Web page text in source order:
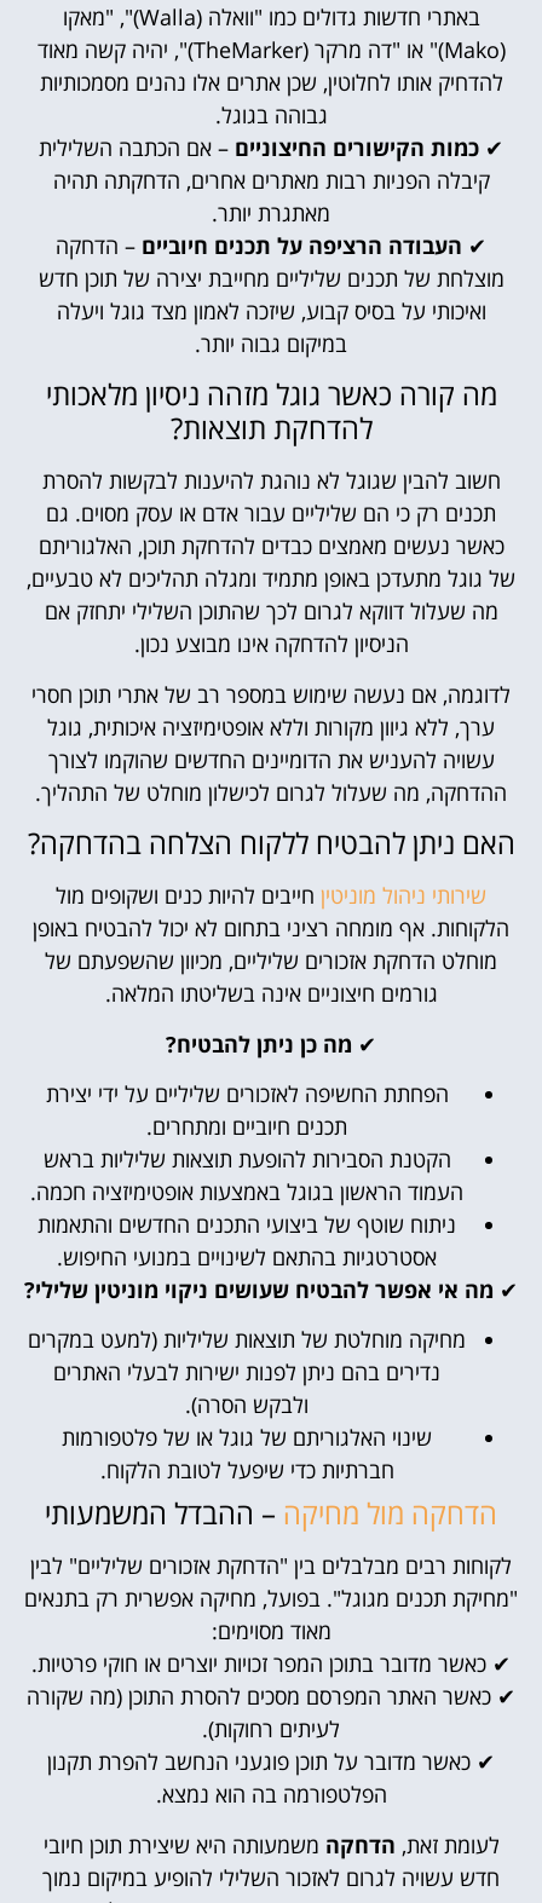
באתרי חדשות גדולים כמו "וואלה (Walla)", "מאקו
(Mako)" או "דה מרקר (TheMarker)", יהיה קשה מאוד
להדחיק אותו לחלוטין, שכן אתרים אלו נהנים מסמכותיות
גבוהה בגוגל.
✔ כמות הקישורים החיצוניים – אם הכתבה השלילית
קיבלה הפניות רבות מאתרים אחרים, הדחקתה תהיה
מאתגרת יותר.
✔ העבודה הרציפה על תכנים חיוביים – הדחקה
מוצלחת של תכנים שליליים מחייבת יצירה של תוכן חדש
ואיכותי על בסיס קבוע, שיזכה לאמון מצד גוגל ויעלה
במיקום גבוה יותר.
מה קורה כאשר גוגל מזהה ניסיון מלאכותי
להדחקת תוצאות?
חשוב להבין שגוגל לא נוהגת להיענות לבקשות להסרת
תכנים רק כי הם שליליים עבור אדם או עסק מסוים. גם
כאשר נעשים מאמצים כבדים להדחקת תוכן, האלגוריתם
של גוגל מתעדכן באופן מתמיד ומגלה תהליכים לא טבעיים,
מה שעלול דווקא לגרום לכך שהתוכן השלילי יתחזק אם
הניסיון להדחקה אינו מבוצע נכון.
לדוגמה, אם נעשה שימוש במספר רב של אתרי תוכן חסרי
ערך, ללא גיוון מקורות וללא אופטימיזציה איכותית, גוגל
עשויה להעניש את הדומיינים החדשים שהוקמו לצורך
ההדחקה, מה שעלול לגרום לכישלון מוחלט של התהליך.
האם ניתן להבטיח ללקוח הצלחה בהדחקה?
שירותי ניהול מוניטין חייבים להיות כנים ושקופים מול
הלקוחות. אף מומחה רציני בתחום לא יכול להבטיח באופן
מוחלט הדחקת אזכורים שליליים, מכיוון שהשפעתם של
גורמים חיצוניים אינה בשליטתו המלאה.
✔ מה כן ניתן להבטיח?
הפחתת החשיפה לאזכורים שליליים על ידי יצירת
תכנים חיוביים ומתחרים.
הקטנת הסבירות להופעת תוצאות שליליות בראש
העמוד הראשון בגוגל באמצעות אופטימיזציה חכמה.
ניתוח שוטף של ביצועי התכנים החדשים והתאמות
אסטרטגיות בהתאם לשינויים במנועי החיפוש.
✔ מה אי אפשר להבטיח שעושים ניקוי מוניטין שלילי?
מחיקה מוחלטת של תוצאות שליליות (למעט במקרים
נדירים בהם ניתן לפנות ישירות לבעלי האתרים
ולבקש הסרה).
שינוי האלגוריתם של גוגל או של פלטפורמות
חברתיות כדי שיפעל לטובת הלקוח.
הדחקה מול מחיקה – ההבדל המשמעותי
לקוחות רבים מבלבלים בין "הדחקת אזכורים שליליים" לבין
"מחיקת תכנים מגוגל". בפועל, מחיקה אפשרית רק בתנאים
מאוד מסוימים:
✔ כאשר מדובר בתוכן המפר זכויות יוצרים או חוקי פרטיות.
✔ כאשר האתר המפרסם מסכים להסרת התוכן (מה שקורה
לעיתים רחוקות).
✔ כאשר מדובר על תוכן פוגעני הנחשב להפרת תקנון
הפלטפורמה בה הוא נמצא.
לעומת זאת, הדחקה משמעותה היא שיצירת תוכן חיובי
חדש עשויה לגרום לאזכור השלילי להופיע במיקום נמוך